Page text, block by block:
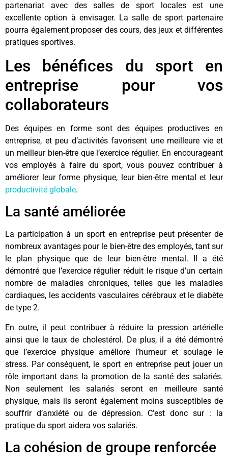
partenariat avec des salles de sport locales est une
excellente option à envisager. La salle de sport partenaire
pourra également proposer des cours, des jeux et différentes
pratiques sportives.
Les bénéfices du sport en
entreprise pour vos
collaborateurs
Des équipes en forme sont des équipes productives en
entreprise, et peu d’activités favorisent une meilleure vie et
un meilleur bien-être que l’exercice régulier. En encourageant
vos employés à faire du sport, vous pouvez contribuer à
améliorer leur forme physique, leur bien-être mental et leur
productivité globale.
La santé améliorée
La participation à un sport en entreprise peut présenter de
nombreux avantages pour le bien-être des employés, tant sur
le plan physique que de leur bien-être mental. Il a été
démontré que l’exercice régulier réduit le risque d’un certain
nombre de maladies chroniques, telles que les maladies
cardiaques, les accidents vasculaires cérébraux et le diabète
de type 2.
En outre, il peut contribuer à réduire la pression artérielle
ainsi que le taux de cholestérol. De plus, il a été démontré
que l’exercice physique améliore l’humeur et soulage le
stress. Par conséquent, le sport en entreprise peut jouer un
rôle important dans la promotion de la santé des salariés.
Non seulement les salariés seront en meilleure santé
physique, mais ils seront également moins susceptibles de
souffrir d’anxiété ou de dépression. C’est donc sur : la
pratique du sport aidera vos salariés.
La cohésion de groupe renforcée